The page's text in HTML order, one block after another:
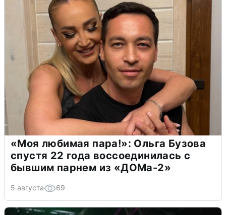
«Моя любимая пара!»: Ольга Бузова
спустя 22 года воссоединилась с
бывшим парнем из «ДОМа-2»
5 августа 69